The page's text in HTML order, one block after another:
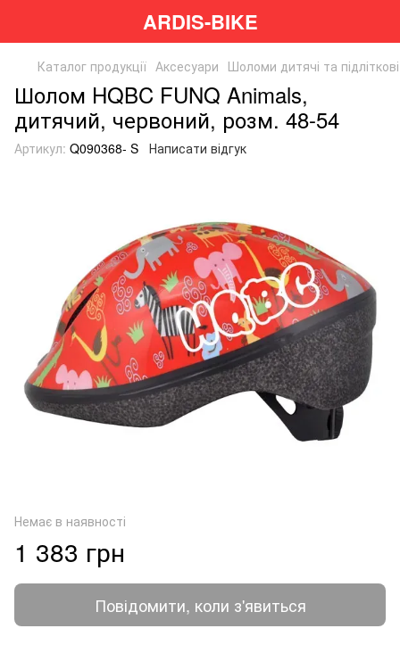
ARDIS-BIKE
Каталог продукції Аксесуари Шоломи дитячі та підліткові
Шолом HQBC FUNQ Animals,
дитячий, червоний, розм. 48-54
Артикул: Q090368- S Написати відгук
Немає в наявності
1 383 грн
Повідомити, коли з'явиться